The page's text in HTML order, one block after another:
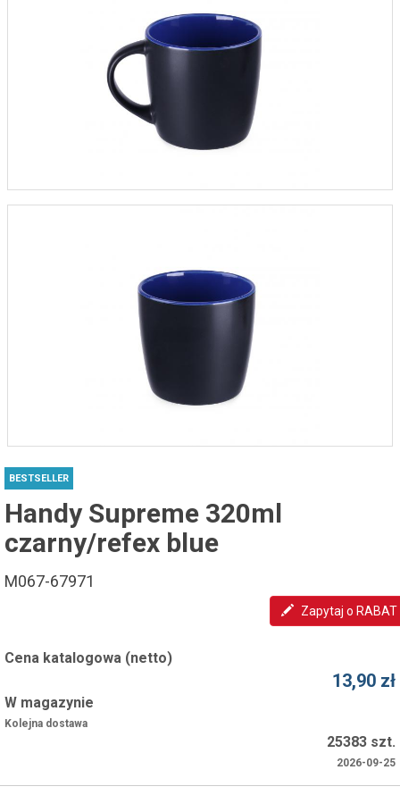
BESTSELLER
Handy Supreme 320ml
czarny/refex blue
M067-67971
Zapytaj o RABAT
Cena katalogowa (netto)
13,90 zł
W magazynie
Kolejna dostawa
25383 szt.
2026-09-25